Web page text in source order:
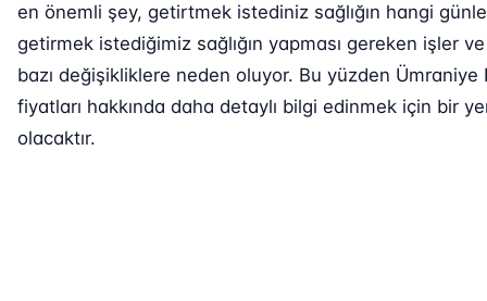
en önemli şey, getirtmek istediniz sağlığın hangi
getirmek istediğimiz sağlığın yapması gereken işler
bazı değişikliklere neden oluyor. Bu yüzden
fiyatları hakkında daha detaylı bilgi edinmek için bir
olacaktır.